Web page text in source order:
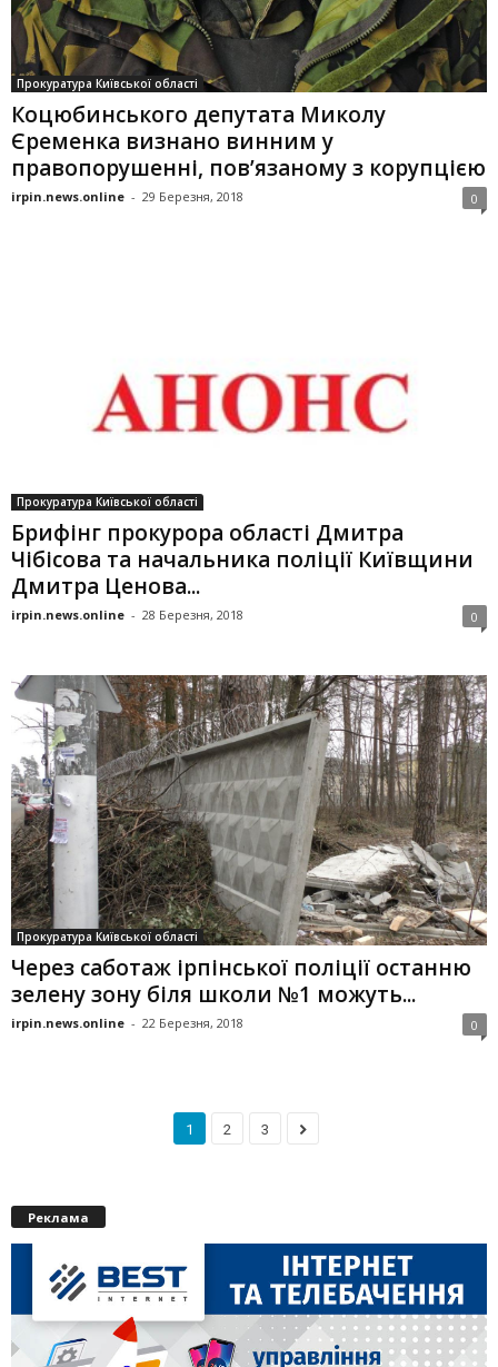
Прокуратура Київської області
Коцюбинського депутата Миколу
Єременка визнано винним у
правопорушенні, пов’язаному з корупцією
irpin.news.online - 29 Березня, 2018 0
Прокуратура Київської області
Брифінг прокурора області Дмитра
Чібісова та начальника поліції Київщини
Дмитра Ценова...
irpin.news.online - 28 Березня, 2018 0
Прокуратура Київської області
Через саботаж ірпінської поліції останню
зелену зону біля школи №1 можуть...
irpin.news.online - 22 Березня, 2018 0
1 2 3
Реклама